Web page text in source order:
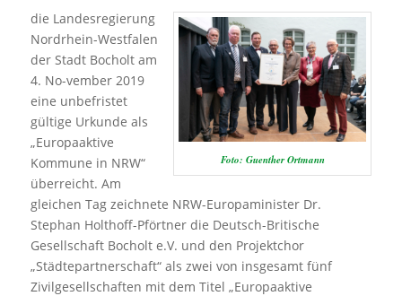
Foto: Guenther Ortmann
die Landesregierung
Nordrhein-Westfalen
der Stadt Bocholt am
4. No-vember 2019
eine unbefristet
gültige Urkunde als
„Europaaktive
Kommune in NRW“
überreicht. Am
gleichen Tag zeichnete NRW-Europaminister Dr.
Stephan Holthoff-Pförtner die Deutsch-Britische
Gesellschaft Bocholt e.V. und den Projektchor
„Städtepartnerschaft“ als zwei von insgesamt fünf
Zivilgesellschaften mit dem Titel „Europaaktive